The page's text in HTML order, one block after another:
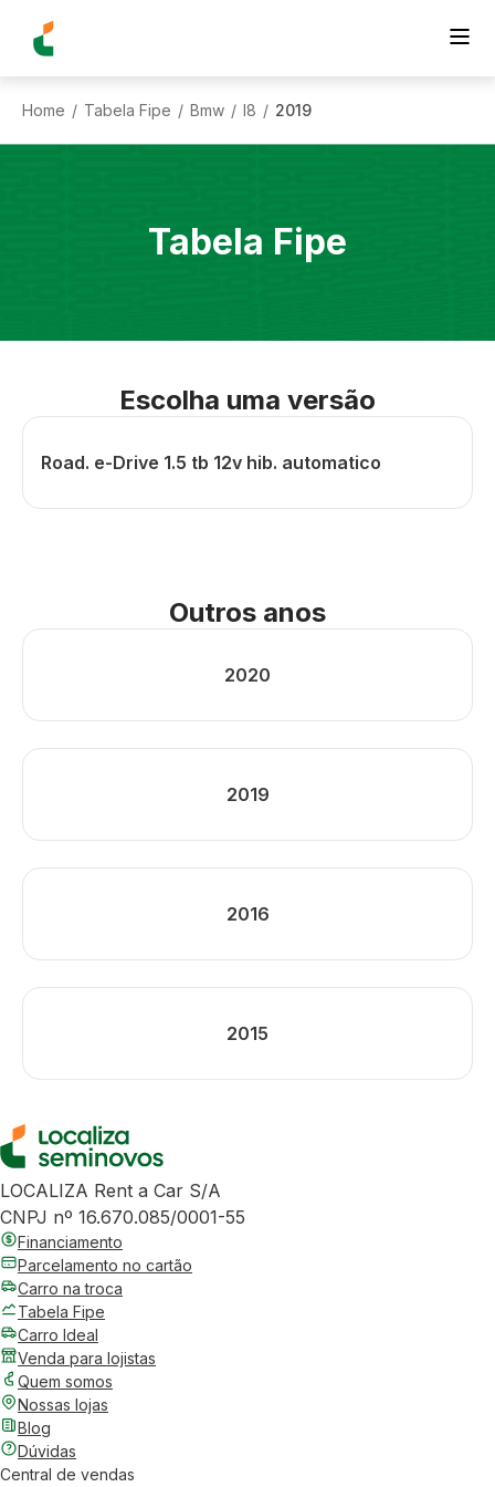
Home / Tabela Fipe / Bmw / I8 / 2019
Tabela Fipe
Escolha uma versão
Road. e-Drive 1.5 tb 12v hib. automatico
Outros anos
2020
2019
2016
2015
LOCALIZA Rent a Car S/A
CNPJ nº 16.670.085/0001-55
Financiamento
Parcelamento no cartão
Carro na troca
Tabela Fipe
Carro Ideal
Venda para lojistas
Quem somos
Nossas lojas
Blog
Dúvidas
Central de vendas